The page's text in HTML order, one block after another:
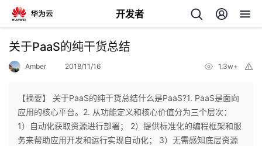
开发者
返
个
关于PaaS的纯干货总结
Amber 2018/11/16 1.3w+
【摘要】 关于PaaS的纯干货总结什么是PaaS?1. PaaS是面向
应用的核心平台。2. 从功能定义和核心价值分为三个层次：
1）自动化获取资源进行部署； 2）提供标准化的编程框架和服
务来帮助应用开发和运行实现自动化； 3）无需感知底层资源